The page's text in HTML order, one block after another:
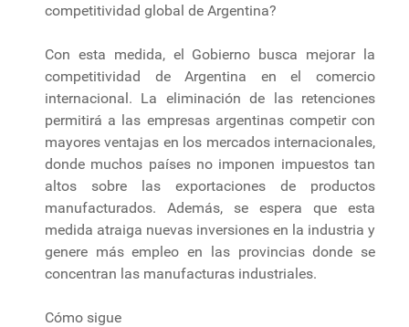
competitividad global de Argentina?
Con esta medida, el Gobierno busca mejorar la
competitividad de Argentina en el comercio
internacional. La eliminación de las retenciones
permitirá a las empresas argentinas competir con
mayores ventajas en los mercados internacionales,
donde muchos países no imponen impuestos tan
altos sobre las exportaciones de productos
manufacturados. Además, se espera que esta
medida atraiga nuevas inversiones en la industria y
genere más empleo en las provincias donde se
concentran las manufacturas industriales.
Cómo sigue